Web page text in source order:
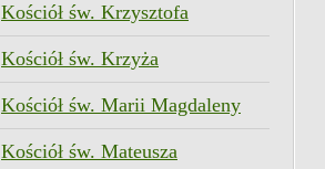
Kościół św. Krzysztofa
Kościół św. Krzyża
Kościół św. Marii Magdaleny
Kościół św. Mateusza